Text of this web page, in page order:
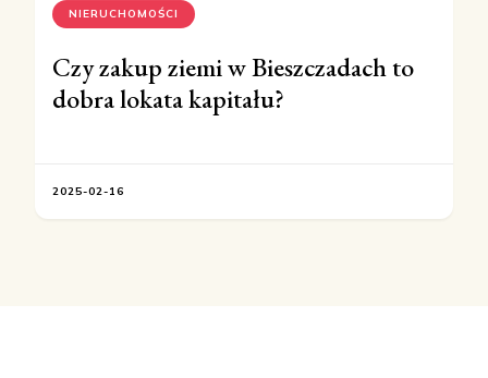
NIERUCHOMOŚCI
Czy zakup ziemi w Bieszczadach to
dobra lokata kapitału?
2025-02-16